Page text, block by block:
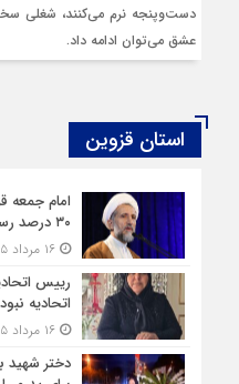
دست‌وپنجه نرم می‌کنند، شغلی
عشق می‌توان ادامه‌ داد.
استان قزوین
امام جمعه
۳۰ درصد رسیده است
۱۶ مرداد ۱۴۰۵ - ۱۳:۴۹
رییس
اتحادیه نبود
۱۶ مرداد ۱۴۰۵ - ۱۱:۴۱
دختر شهید